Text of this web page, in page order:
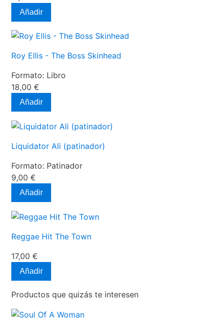
Añadir
Roy Ellis - The Boss Skinhead
Formato: Libro
18,00 €
Añadir
Liquidator Ali (patinador)
Formato: Patinador
9,00 €
Añadir
Reggae Hit The Town
17,00 €
Añadir
Productos que quizás te interesen